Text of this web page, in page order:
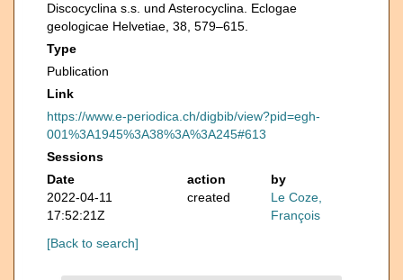
Discocyclina s.s. und Asterocyclina. Eclogae
geologicae Helvetiae, 38, 579–615.
Type
Publication
Link
https://www.e-periodica.ch/digbib/view?pid=egh-
001%3A1945%3A38%3A%3A245#613
Sessions
Date
action
by
2022-04-11
17:52:21Z
created
Le Coze,
François
[Back to search]